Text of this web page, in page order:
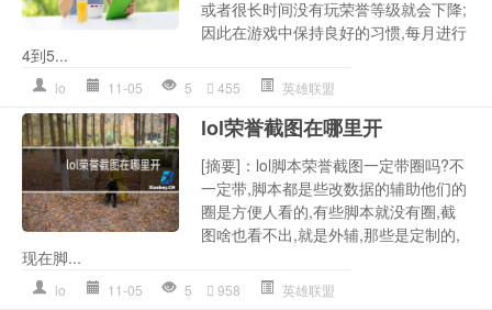
或者很长时间没有玩荣誉等级就会下降;
因此在游戏中保持良好的习惯,每月进行
4到5...
lo 11-05 5 455 英雄联盟
lol荣誉截图在哪里开
[摘要]：lol脚本荣誉截图一定带圈吗?不
一定带,脚本都是些改数据的辅助他们的
圈是方便人看的,有些脚本就没有圈,截
图啥也看不出,就是外辅,那些是定制的,
现在脚...
lo 11-05 5 958 英雄联盟